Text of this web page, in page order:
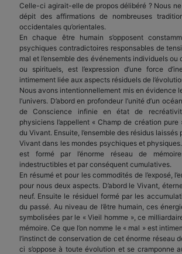
Celle-ci agirait-elle de propos délibéré ? Nous
dépit des affirmations de nombreuses
occidentales qu’orientales.
En chaque être humain s’opposent
psychiques contradictoires responsables de
mal et l’ensemble des événements individuels
ou spirituels, est l’expression d’une force
intimement liée aux aspects résiduels de
Nous avons intentionnellement mis en évidence
l’univers. D’abord en profondeur l’unité d’un
de Conscience infinie en état de
physiciens l’appellent « Champ de création pure
du Vivant. Ensuite, l’ensemble des résidus laissés
Vivant dans les mondes psychiques et physiques.
est formé par l’énorme réseau de
indestructibles et par conséquent cumulatives.
En résumé et pour les commodités de l’exposé,
pour nous deux aspects. D’abord le Vivant,
neuf. Ensuite le résiduel formé par les
du passé. Au niveau de l’être humain, ces
symbolisées par le « Vieil homme », ce
mémoire. Ce que l’on nomme le « mal » est
l’instinct de conservation de cet énorme réseau
ci s’oppose à toute évolution et se cramponne